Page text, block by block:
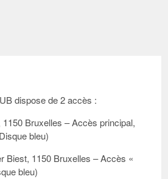
dispose de 2 accès :
Bruxelles – Accès principal,
bleu)
Biest, 1150 Bruxelles – Accès «
bleu)